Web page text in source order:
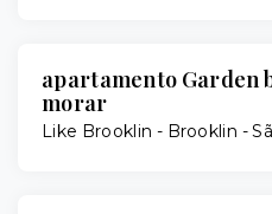
apartamento Garden
morar
Like Brooklin - Brooklin -